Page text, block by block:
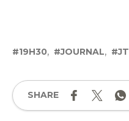
19H30 JOURNAL JT
SHARE